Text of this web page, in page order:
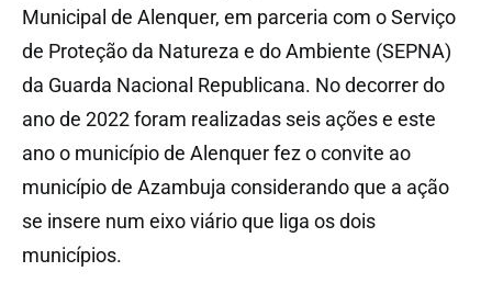
Municipal de Alenquer, em parceria com o Serviço
de Proteção da Natureza e do Ambiente (SEPNA)
da Guarda Nacional Republicana. No decorrer do
ano de 2022 foram realizadas seis ações e este
ano o município de Alenquer fez o convite ao
município de Azambuja considerando que a ação
se insere num eixo viário que liga os dois
municípios.